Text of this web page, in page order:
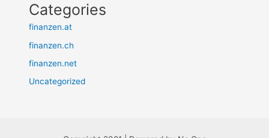
Categories
finanzen.at
finanzen.ch
finanzen.net
Uncategorized